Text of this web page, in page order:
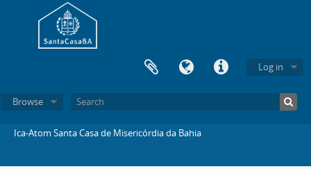
Log in
Browse
Ica-Atom Santa Casa de Misericórdia da Bahia